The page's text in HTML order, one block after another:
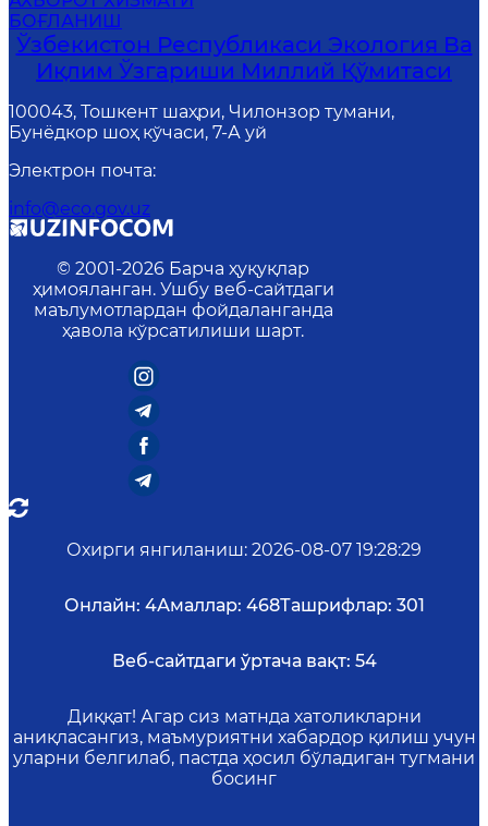
БОҒЛАНИШ
Ўзбекистон Республикаси Экология Ва
Иқлим Ўзгариши Миллий Қўмитаси
100043, Тошкент шаҳри, Чилонзор тумани,
Бунёдкор шоҳ кўчаси, 7-А уй
Электрон почта:
info@eco.gov.uz
© 2001-2026 Барча ҳуқуқлар
ҳимояланган. Ушбу веб-сайтдаги
маълумотлардан фойдаланганда
ҳавола кўрсатилиши шарт.
Охирги янгиланиш: 2026-08-07 19:28:29
Онлайн: 4Амаллар: 468Ташрифлар: 301
Веб-сайтдаги ўртача вақт: 54
Диққат! Агар сиз матнда хатоликларни
аниқласангиз, маъмуриятни хабардор қилиш учун
уларни белгилаб, пастда ҳосил бўладиган тугмани
босинг